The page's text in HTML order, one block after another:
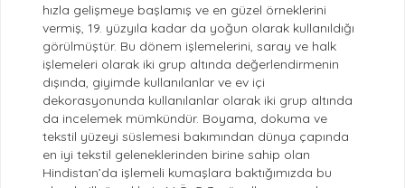
hızla gelişmeye başlamış ve en güzel örneklerini
vermiş, 19. yüzyıla kadar da yoğun olarak kullanıldığı
görülmüştür. Bu dönem işlemelerini, saray ve halk
işlemeleri olarak iki grup altında değerlendirmenin
dışında, giyimde kullanılanlar ve ev içi
dekorasyonunda kullanılanlar olarak iki grup altında
da incelemek mümkündür. Boyama, dokuma ve
tekstil yüzeyi süslemesi bakımından dünya çapında
en iyi tekstil geleneklerinden birine sahip olan
Hindistan’da işlemeli kumaşlara baktığımızda bu